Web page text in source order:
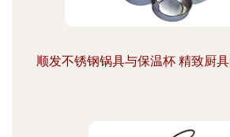
顺发不锈钢锅具与保温杯 精致厨